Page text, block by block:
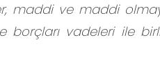
maddi ve maddi
borçları vadeleri ile